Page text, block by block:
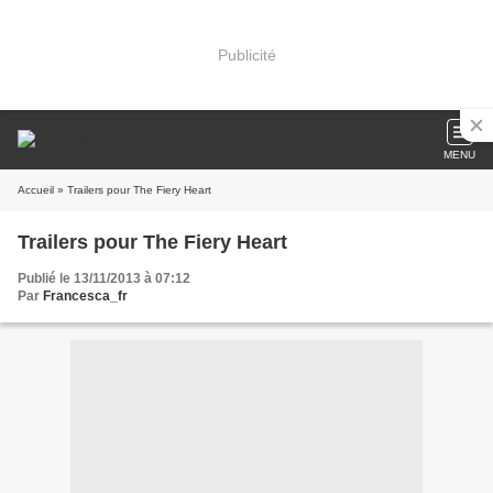
Publicité
MENU
Accueil » Trailers pour The Fiery Heart
Trailers pour The Fiery Heart
Publié le 13/11/2013 à 07:12
Par Francesca_fr